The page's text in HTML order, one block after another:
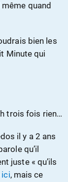
quand
bien les
Minute qui
trois fois rien…
il y a 2 ans
qu’il
juste « qu’ils
ici, mais ce